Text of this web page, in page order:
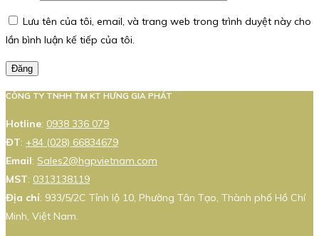
Lưu tên của tôi, email, và trang web trong trình duyệt này cho
lần bình luận kế tiếp của tôi.
Đăng
CÔNG TY TNHH TM KT HƯNG GIA PHÁT
Hotline: 0938 336 079
ĐT: +84 (028) 66834679
Email: Sales2@hgpvietnam.com
MST: 0313138119
Địa chỉ: 933/5/2C Tỉnh lộ 10, Phường Tân Tạo, Thành phố Hồ Chí
Minh, Việt Nam.